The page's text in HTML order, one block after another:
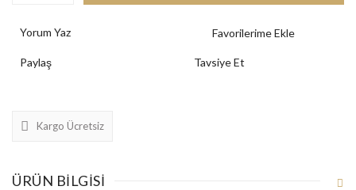
Yorum Yaz
Paylaş Tavsiye Et
Kargo Ücretsiz
ÜRÜN BILGISI